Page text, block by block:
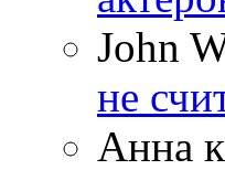
John
не
Анна